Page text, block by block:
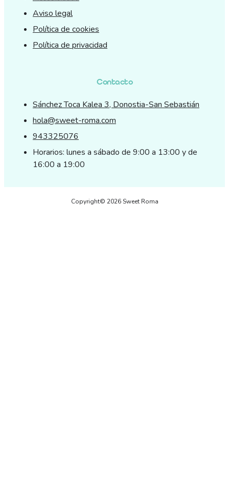
Aviso legal
Política de cookies
Política de privacidad
Contacto
Sánchez Toca Kalea 3, Donostia-San Sebastián
hola@sweet-roma.com
943325076
Horarios: lunes a sábado de 9:00 a 13:00 y de
16:00 a 19:00
Copyright© 2026 Sweet Roma